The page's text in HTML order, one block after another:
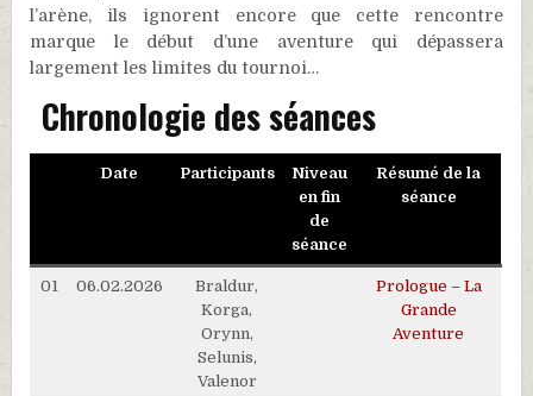
l’arène, ils ignorent encore que cette rencontre
marque le début d’une aventure qui dépassera
largement les limites du tournoi…
Chronologie des séances
Date Participants
Niveau
en fin
de
séance
Résumé de la
séance
01 06.02.2026
Braldur,
Korga,
Orynn,
Selunis,
Valenor
Prologue – La
Grande
Aventure